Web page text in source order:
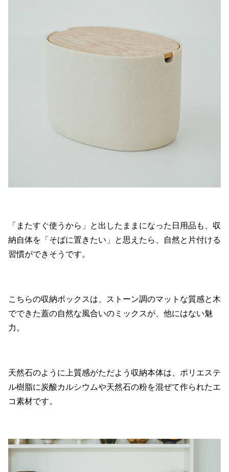
「またすぐ使うから」と出したままになった日用品も、収
納自体を「そばに置きたい」と思えたら、自然と片付ける
習慣ができそうです。
こちらの収納ボックスは、ストーン調のマットな質感と木
でできた蓋の自然な風合いのミックスが、他にはない魅
力。
天然石のように上質感がただよう収納本体は、ポリエステ
ル樹脂に炭酸カルシウムや天然石の粉を混ぜて作られたエ
コ素材です。